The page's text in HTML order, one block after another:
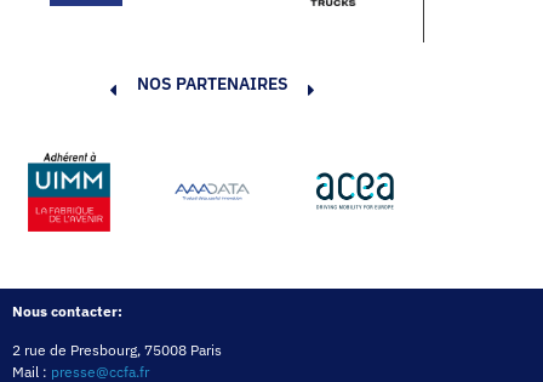
NOS PARTENAIRES
Nous contacter:
2 rue de Presbourg, 75008 Paris
Mail : presse@ccfa.fr